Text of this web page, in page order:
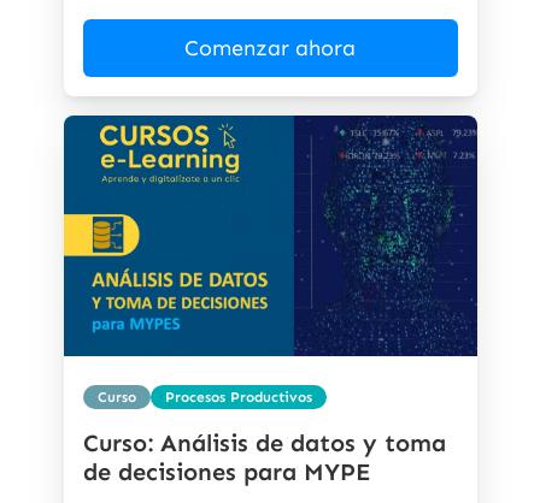
Comenzar ahora
Curso Procesos Productivos
Curso: Análisis de datos y toma
de decisiones para MYPE